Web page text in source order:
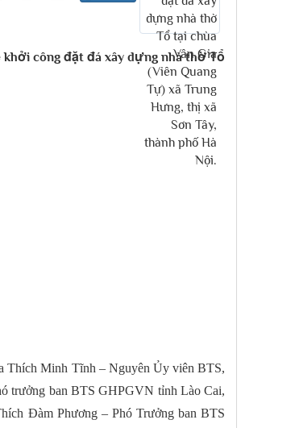
khởi công đặt đá xây dựng nhà thờ Tổ
Thích Minh Tĩnh – Nguyên Ủy viên BTS,
trưởng ban BTS GHPGVN tỉnh Lào Cai,
Đàm Phương – Phó Trưởng ban BTS